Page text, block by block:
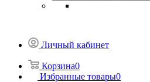
Личный кабинет
Корзина0
Избранные товары0